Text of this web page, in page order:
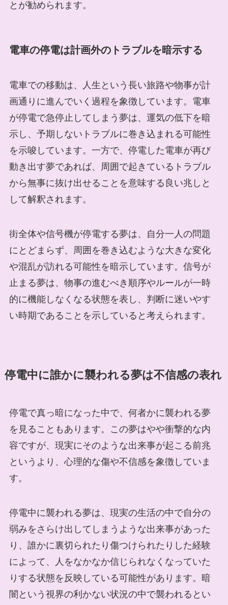
とが勧められます。
電車の停電は計画外のトラブルを暗示する
電車での移動は、人生という長い旅路や物事が計
画通りに進んでいく過程を象徴しています。電車
が停電で急停止してしまう夢は、運気の低下を暗
示し、予期しないトラブルに巻き込まれる可能性
を示唆しています。一方で、停電した電車が再び
動き出す夢であれば、周囲で起きているトラブル
から無事に抜け出せることを意味する良い兆しと
して解釈されます。
街全体や信号機が停電する夢は、自分一人の問題
にとどまらず、周囲を巻き込むような大きな変化
や混乱が訪れる可能性を暗示しています。信号が
止まる夢は、物事の進むべき順序やルールが一時
的に機能しなくなる状態を表し、判断に迷いやす
い時期であることを示していると考えられます。
停電中に誰かに襲われる夢は不信感の表れ
停電で真っ暗になった中で、何者かに襲われる夢
を見ることもあります。この夢はやや衝撃的な内
容ですが、現実にそのような出来事が起こる前兆
というより、心理的な傷や不信感を象徴していま
す。
停電中に襲われる夢は、現実の生活の中で自分の
弱みをさらけ出してしまうような出来事があった
り、誰かに裏切られたり傷つけられたりした経験
によって、人をなかなか信じられなくなっていた
りする状態を反映している可能性があります。暗
闇という視界の利かない状況の中で襲われるとい